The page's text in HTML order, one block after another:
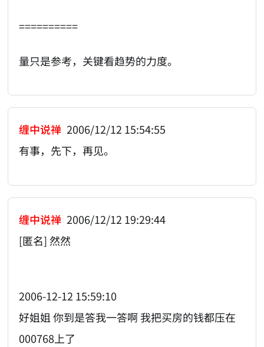
==========
量只是参考，关键看趋势的力度。
缠中说禅 2006/12/12 15:54:55
有事，先下，再见。
缠中说禅 2006/12/12 19:29:44
[匿名] 然然
2006-12-12 15:59:10
好姐姐 你到是答我一答啊 我把买房的钱都压在
000768上了